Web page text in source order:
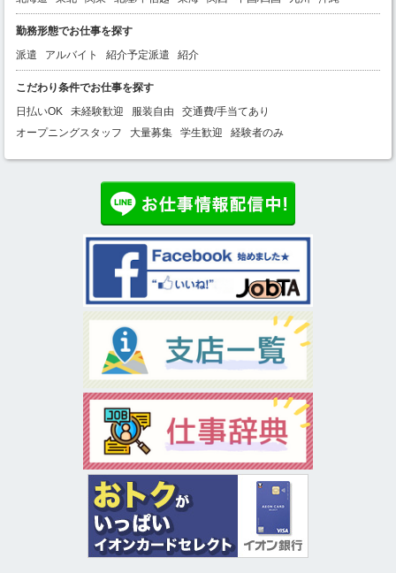
勤務形態でお仕事を探す
派遣
アルバイト 紹介予定派遣 紹介
こだわり条件でお仕事を探す
日払いOK
未経験歓迎 服装自由
交通費/手当てあり
オープニングスタッフ
大量募集 学生歓迎 経験者のみ